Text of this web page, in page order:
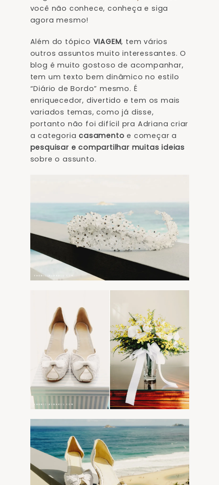
você não conhece, conheça e siga
agora mesmo!
Além do tópico VIAGEM, tem vários
outros assuntos muito interessantes. O
blog é muito gostoso de acompanhar,
tem um texto bem dinâmico no estilo
“Diário de Bordo” mesmo. É
enriquecedor, divertido e tem os mais
variados temas, como já disse,
portanto não foi difícil pra Adriana criar
a categoriacasamento e começar a
pesquisar e compartilhar muitas ideias
sobre o assunto.